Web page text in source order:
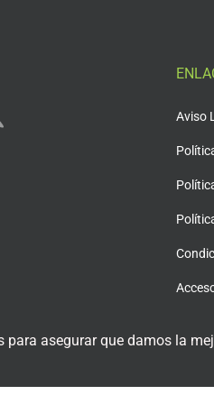
Aviso
asegurar que damos la